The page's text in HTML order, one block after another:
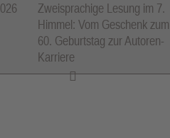
Zweisprachige Lesung im 7.
Himmel: Vom Geschenk zum
60. Geburtstag zur Autoren-
Karriere